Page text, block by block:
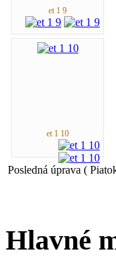
et 1 9
et 1 10
Posledná úprava (
Hlavné